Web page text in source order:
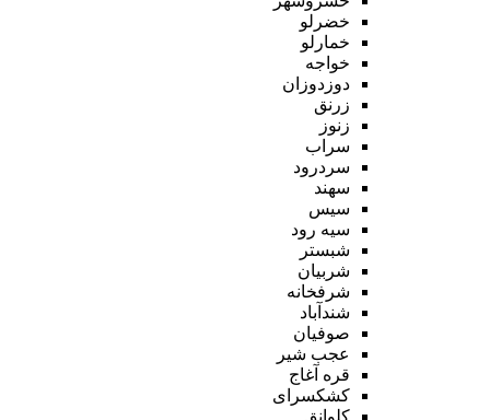
خضرلو
خمارلو
خواجه
دوزدوزان
زرنق
زنوز
سراب
سردرود
سهند
سیس
سیه رود
شبستر
شربیان
شرفخانه
شندآباد
صوفیان
عجب شیر
قره آغاج
کشکسرای
کلوانق